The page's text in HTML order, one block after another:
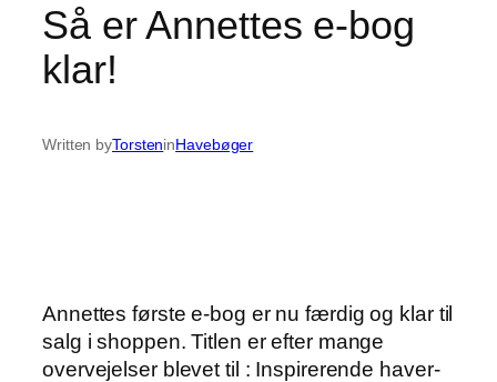
Så er Annettes e-bog
klar!
Written byTorsteninHavebøger
Annettes første e-bog er nu færdig og klar til
salg i shoppen. Titlen er efter mange
overvejelser blevet til : Inspirerende haver-